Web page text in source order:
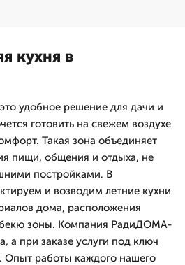
кухня в
удобное решение для дачи и
готовить на свежем воздухе
Такая зона объединяет
пищи, общения и отдыха, не
постройками. В
и возводим летние кухни
дома, расположения
зоны. Компания РадиДОМА-
а при заказе услуги под ключ
Опыт работы каждого нашего